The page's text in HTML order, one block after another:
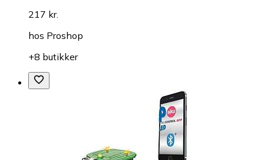
217 kr.
hos Proshop
+8 butikker